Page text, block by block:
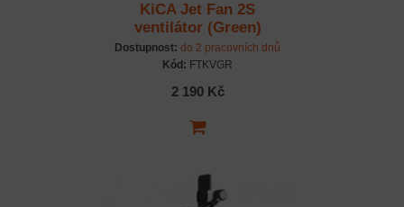
KiCA Jet Fan 2S
ventilátor (Green)
Dostupnost: do 2 pracovních dnů
Kód: FTKVGR
2 190 Kč